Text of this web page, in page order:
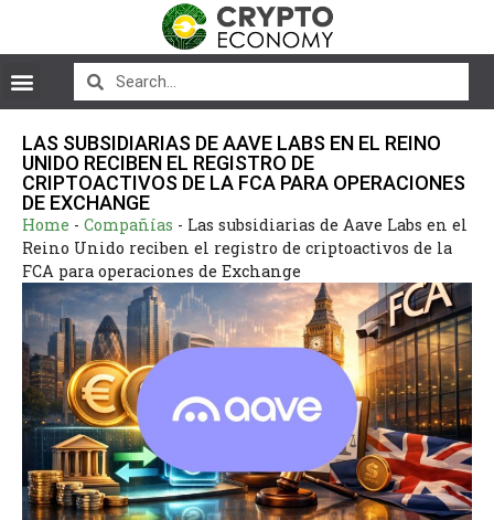
LAS SUBSIDIARIAS DE AAVE LABS EN EL REINO
UNIDO RECIBEN EL REGISTRO DE
CRIPTOACTIVOS DE LA FCA PARA OPERACIONES
DE EXCHANGE
Home - Compañías - Las subsidiarias de Aave Labs en el
Reino Unido reciben el registro de criptoactivos de la
FCA para operaciones de Exchange